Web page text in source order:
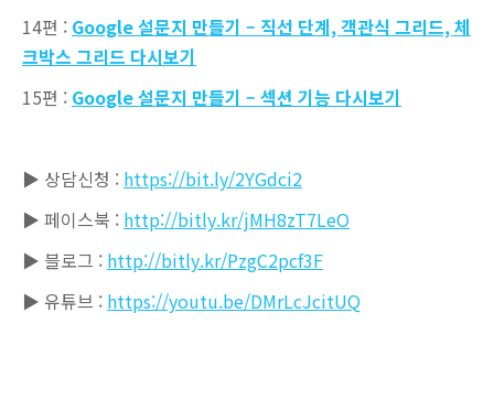
14편 : Google 설문지 만들기 – 직선 단계, 객관식 그리드, 체
크박스 그리드 다시보기
15편 : Google 설문지 만들기 – 섹션 기능 다시보기
▶ 상담신청 : https://bit.ly/2YGdci2
▶ 페이스북 : http://bitly.kr/jMH8zT7LeO
▶ 블로그 : http://bitly.kr/PzgC2pcf3F
▶ 유튜브 : https://youtu.be/DMrLcJcitUQ